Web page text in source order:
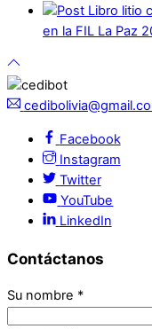
en la FIL La Paz
Facebook
Instagram
Twitter
YouTube
LinkedIn
Contáctanos
Su nombre *